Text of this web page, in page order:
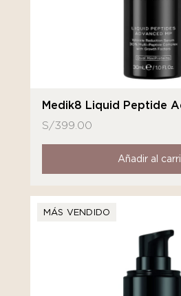
Medik8 Liquid Peptide
S/399.00
Añadir al
MÁS VENDIDO